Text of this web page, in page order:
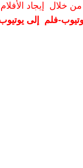
خلال إيجاد الأفلام
فلم إلى